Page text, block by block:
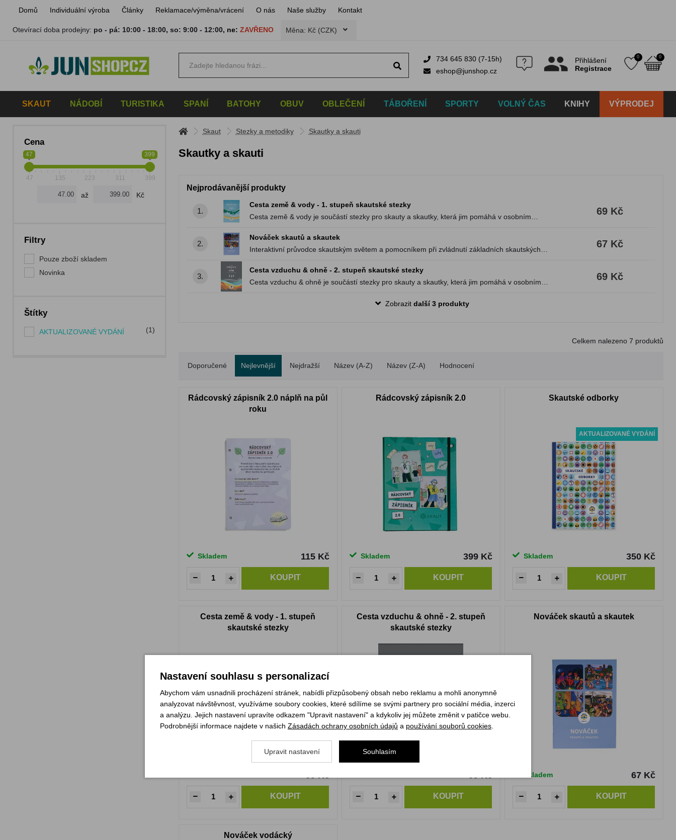
Domů Individuální výroba Články Reklamace/výměna/vrácení O nás Naše služby Kontakt
Otevírací doba prodejny: po - pá: 10:00 - 18:00,so: 9:00 - 12:00, ne: ZAVŘENO Měna: Kč (CZK)
734 645 830 (7-15h)
eshop@junshop.cz
Přihlášení
Registrace
0 0
SKAUT NÁDOBÍ TURISTIKA SPANÍ BATOHY OBUV OBLEČENÍ TÁBOŘENÍ SPORTY VOLNÝ ČAS KNIHY VÝPRODEJ
Cena
47 399
47 135 223 311 399
až Kč
Filtry
Pouze zboží skladem
Novinka
Štítky
AKTUALIZOVANÉ VYDÁNÍ (1)
Skaut Stezky a metodiky Skautky a skauti
Skautky a skauti
Nejprodávanější produkty
1.
Cesta země & vody - 1. stupeň skautské stezky
Cesta země & vody je součástí stezky pro skauty a skautky, která jim pomáhá v osobním
69 Kč
2.
Nováček skautů a skautek
Interaktivní průvodce skautským světem a pomocníkem při zvládnutí základních skautských
67 Kč
3.
Cesta vzduchu & ohně - 2. stupeň skautské stezky
Cesta vzduchu & ohně je součástí stezky pro skauty a skautky, která jim pomáhá v osobním
69 Kč
Zobrazitdalší 3 produkty
Celkem nalezeno 7 produktů
Doporučené Nejlevnější Nejdražší Název (A-Z) Název (Z-A) Hodnocení
Rádcovský zápisník 2.0 náplň na půl
roku
Skladem 115 Kč
KOUPIT
Rádcovský zápisník 2.0
Skladem 399 Kč
KOUPIT
Skautské odborky
AKTUALIZOVANÉ VYDÁNÍ
Skladem 350 Kč
KOUPIT
Cesta země & vody - 1. stupeň
skautské stezky
69 Kč
KOUPIT
Cesta vzduchu & ohně - 2. stupeň
skautské stezky
69 Kč
KOUPIT
Nováček skautů a skautek
Skladem 67 Kč
KOUPIT
Nováček vodácký
Nastavení souhlasu s personalizací
Abychom vám usnadnili procházení stránek, nabídli přizpůsobený obsah nebo reklamu a mohli anonymně
analyzovat návštěvnost, využíváme soubory cookies, které sdílíme se svými partnery pro sociální média, inzerci
a analýzu. Jejich nastavení upravíte odkazem "Upravit nastavení" a kdykoliv jej můžete změnit v patičce webu.
Podrobnější informace najdete v našich Zásadách ochrany osobních údajů a používání souborů cookies
Upravit nastavení Souhlasím